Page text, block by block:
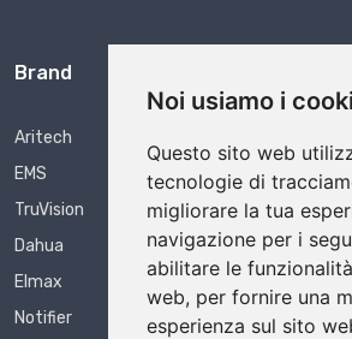
Noi usiamo i
Questo sito web
tecnologie di
migliorare la tua
navigazione per i
abilitare le
web, per fornire una
esperienza sul sito
Brand
Aritech
EMS
TruVision
Dahua
Elmax
Notifier